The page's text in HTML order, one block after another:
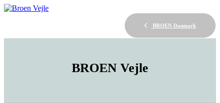
BROEN Danmark
BROEN Vejle